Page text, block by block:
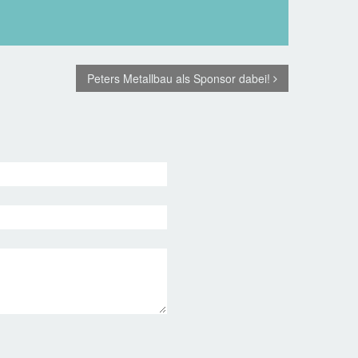
Peters Metallbau als Sponsor dabei!